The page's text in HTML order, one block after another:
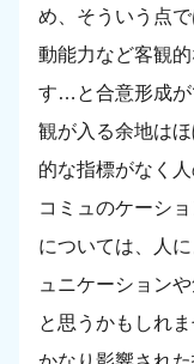
め、そういう点
動能力など客観
す…と合意形成が
観が入る余地は
的な指標がなく
コミュのケーシ
については、人
ュニケーション
と思うかもしれ